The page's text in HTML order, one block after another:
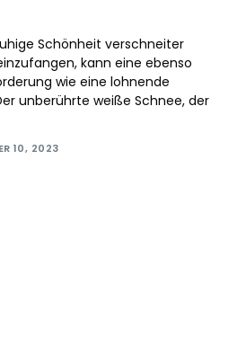
Schönheit verschneiter
kann eine ebenso
wie eine lohnende
unberührte weiße Schnee, der
10, 2023